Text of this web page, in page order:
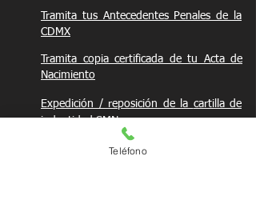
Tramita tus Antecedentes Penales de la
CDMX
Tramita copia certificada de tu Acta de
Nacimiento
Expedición / reposición de la cartilla de
indentidad SMN
para reposición de la credencial
Teléfono